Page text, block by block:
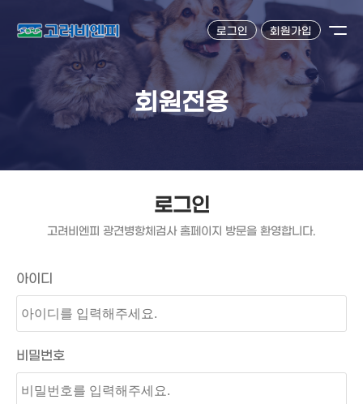
로그인 회원가입
회원전용
로그인
고려비엔피 광견병항체검사 홈페이지 방문을 환영합니다.
아이디
비밀번호